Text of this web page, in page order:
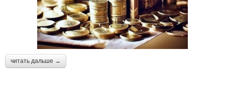
читать дальше →